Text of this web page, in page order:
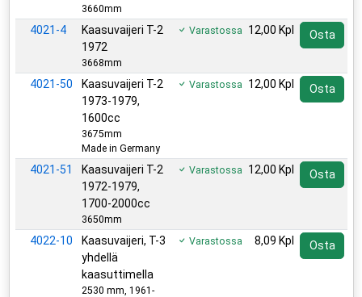
3660mm
4021-4
Kaasuvaijeri T-2
1972
3668mm
Varastossa 12,00 Kpl Osta
4021-50
Kaasuvaijeri T-2
1973-1979,
1600cc
3675mm
Made in Germany
Varastossa 12,00 Kpl Osta
4021-51
Kaasuvaijeri T-2
1972-1979,
1700-2000cc
3650mm
Varastossa 12,00 Kpl Osta
4022-10
Kaasuvaijeri, T-3
yhdellä
kaasuttimella
2530 mm, 1961-
Varastossa 8,09 Kpl Osta